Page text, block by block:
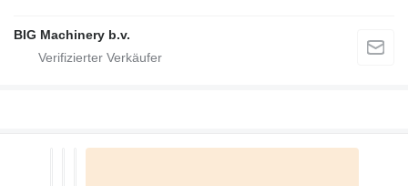
BIG Machinery b.v.